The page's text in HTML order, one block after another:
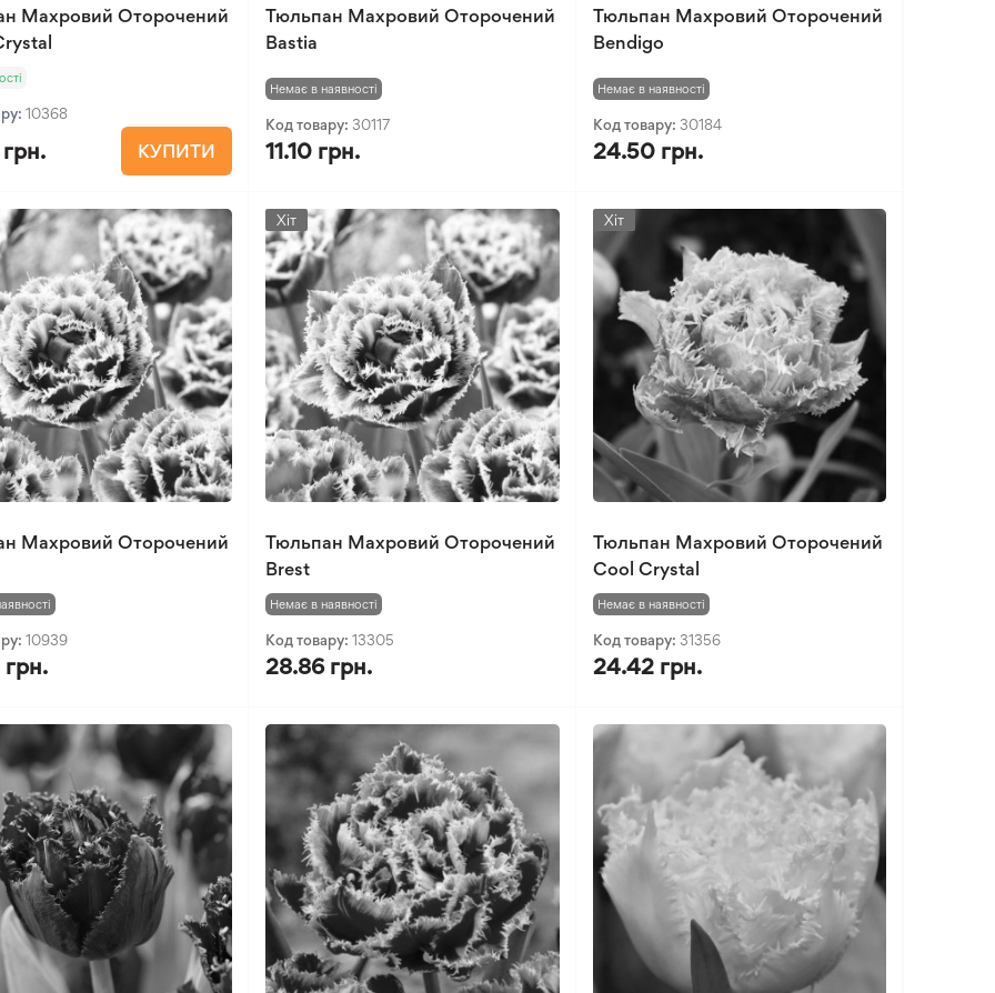
Махровий Оторочений
10368
КУПИТИ
Тюльпан Махровий Оторочений
Bastia
Немає в наявності
Код товару:30117
11.10 грн.
Тюльпан Махровий Оторочений
Bendigo
Немає в наявності
Код товару: 30184
24.50 грн.
Махровий Оторочений
10939
Хіт
Тюльпан Махровий Оторочений
Brest
Немає в наявності
Код товару:13305
28.86 грн.
Хіт
Тюльпан Махровий Оторочений
Cool Crystal
Немає в наявності
Код товару: 31356
24.42 грн.